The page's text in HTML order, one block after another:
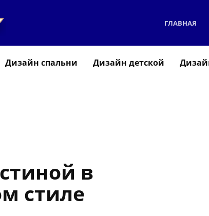
ГЛАВНАЯ
Дизайн спальни Дизайн детской
в
стиле